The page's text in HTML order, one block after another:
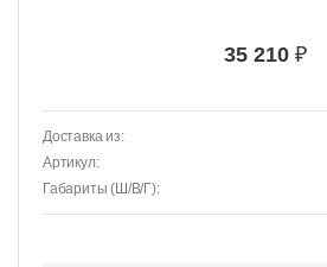
35 210 ₽
Доставка из:
Артикул:
Габариты (Ш/В/Г):